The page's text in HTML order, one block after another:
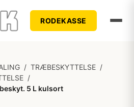
RODEKASSE
/ TRÆBESKYTTELSE /
/
5 L kulsort